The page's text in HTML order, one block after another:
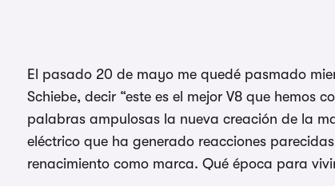
El pasado 20 de mayo me quedé pasmado
Schiebe, decir “este es el mejor V8 que hemos
palabras ampulosas la nueva creación de la
eléctrico que ha generado reacciones
renacimiento como marca. Qué época para